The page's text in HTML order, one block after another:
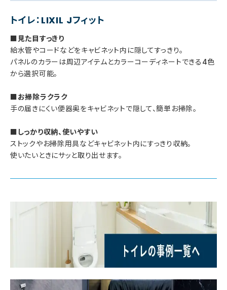
トイレ：LIXIL Jフィット
■見た目すっきり
給水管やコードなどをキャビネット内に隠してすっきり。
パネルのカラーは周辺アイテムとカラーコーディネートできる4色
から選択可能。
■お掃除ラクラク
手の届きにくい便器奥をキャビネットで隠して、簡単お掃除。
■しっかり収納、使いやすい
ストックやお掃除用具などキャビネット内にすっきり収納。
使いたいときにサッと取り出せます。